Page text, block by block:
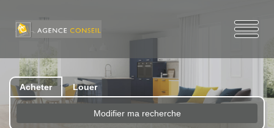
Acheter Louer
Modifier ma recherche